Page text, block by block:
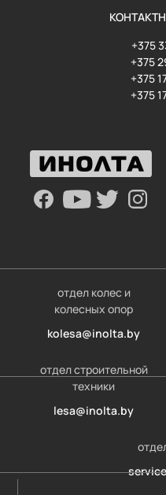
+375
+375
+375
+375
отдел колес и
колесных опор
kolesa@inolta.by
отдел строительной
техники
lesa@inolta.by